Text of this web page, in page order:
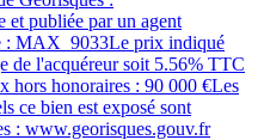
et publiée par un agent
: MAX_9033Le prix indiqué
de l'acquéreur soit 5.56% TTC
hors honoraires : 90 000 €Les
ce bien est exposé sont
: www.georisques.gouv.fr